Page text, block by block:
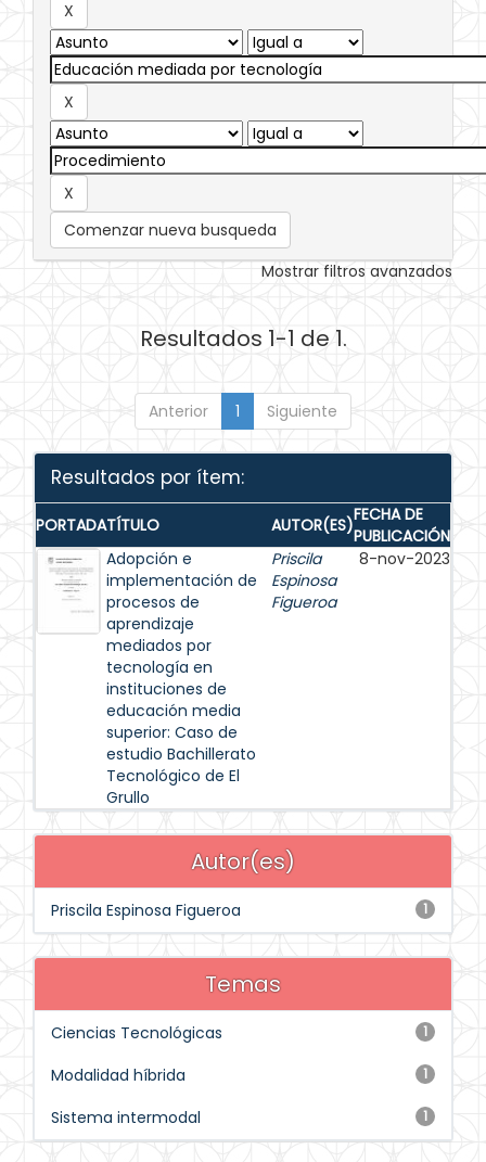
Comenzar nueva busqueda
Mostrar filtros avanzados
Resultados 1-1 de 1.
Anterior 1 Siguiente
Resultados por ítem:
PORTADATÍTULO AUTOR(ES)FECHA DE
PUBLICACIÓN
Adopción e
implementación de
procesos de
aprendizaje
mediados por
tecnología en
instituciones de
educación media
superior: Caso de
estudio Bachillerato
Tecnológico de El
Grullo
Priscila
Espinosa
Figueroa
8-nov-2023
Autor(es)
1
Priscila Espinosa Figueroa
Temas
1
Ciencias Tecnológicas
1
Modalidad híbrida
1
Sistema intermodal